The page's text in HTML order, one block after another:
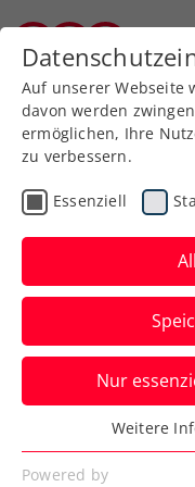
Zurück zur
Turniere
Erste
Fans und
Erste
Das ATP-
2024 einen
seinem
Auf unserer Webseite
davon werden
ermöglichen, Ihre
zu verbessern.
Essenziell
Nur
Essenziell
Essenzielle Cookies
Weitere
Powered by